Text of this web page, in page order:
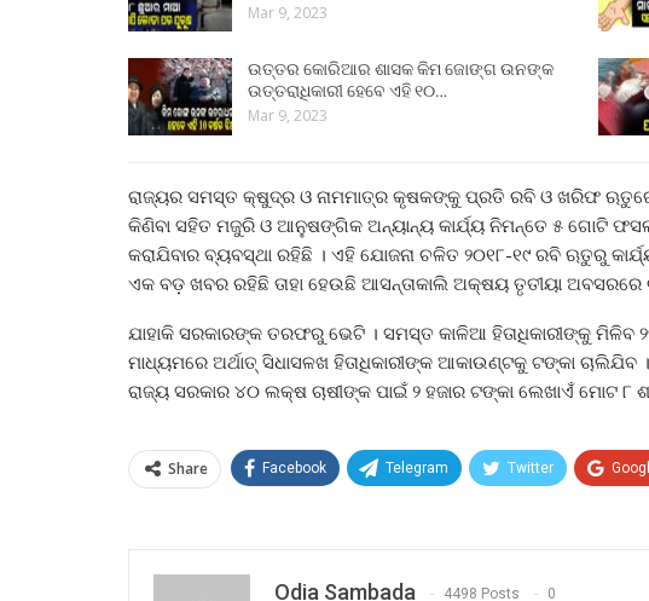
Mar 9, 2023
ଉତ୍ତର କୋରିଆର ଶାସକ କିମ ଜୋଙ୍ଗ ଉନଙ୍କ
ଉତ୍ତରାଧିକାରୀ ହେବେ ଏହି ୧୦…
Mar 9, 2023
ରାଜ୍ୟର ସମସ୍ତ କ୍ଷୁଦ୍ର ଓ ନାମମାତ୍ର କୃଷକଙ୍କୁ ପ୍ରତି ରବି ଓ ଖରିଫ ଋତୁରେ
କିଣିବା ସହିତ ମଜୁରି ଓ ଆନୁଷଙ୍ଗିକ ଅନ୍ୟାନ୍ୟ କାର୍ଯ୍ୟ ନିମନ୍ତେ ୫ ଗୋଟି
କରାଯିବାର ବ୍ୟବସ୍ଥା ରହିଛି । ଏହି ଯୋଜନା ଚଳିତ ୨୦୧୮-୧୯ ରବି ଋତୁରୁ
ଏକ ବଡ଼ ଖବର ରହିଛି ତାହା ହେଉଛି ଆସନ୍ତାକାଲି ଅକ୍ଷୟ ତୃତୀୟା ଅବସରରେ
ଯାହାକି ସରକାରଙ୍କ ତରଫରୁ ଭେଟି । ସମସ୍ତ କାଳିଆ ହିତାଧିକାରୀଙ୍କୁ ମିଳିବ
ମାଧ୍ୟମରେ ଅର୍ଥାତ୍ ସିଧାସଳଖ ହିତାଧିକାରୀଙ୍କ ଆକାଉଣ୍ଟକୁ ଟଙ୍କା
ରାଜ୍ୟ ସରକାର ୪୦ ଲକ୍ଷ ଚାଷୀଙ୍କ ପାଇଁ ୨ ହଜାର ଟଙ୍କା ଲେଖାଏଁ ମୋଟ ୮
Share Facebook Telegram Twitter
Odia Sambada 4498 Posts 0